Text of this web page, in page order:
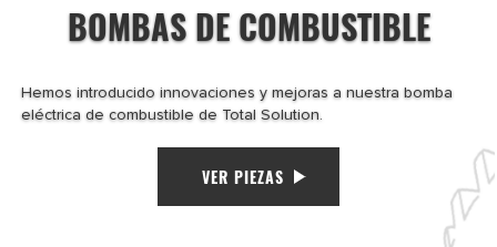
BOMBAS DE COMBUSTIBLE
Hemos introducido innovaciones y mejoras a nuestra bomba
eléctrica de combustible de Total Solution.
VER PIEZAS